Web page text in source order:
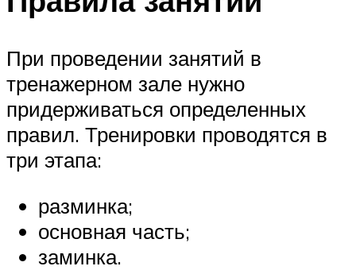
При проведении занятий в
тренажерном зале нужно
придерживаться определенных
правил. Тренировки проводятся в
три этапа:
разминка;
основная часть;
заминка.